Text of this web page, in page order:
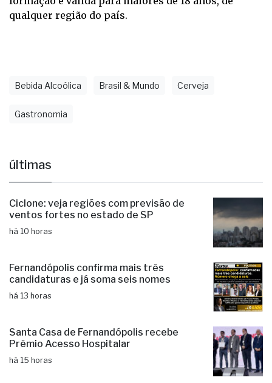
qualquer região do país.
Bebida Alcoólica Brasil & Mundo Cerveja
Gastronomia
últimas
Ciclone: veja regiões com previsão de
ventos fortes no estado de SP
há 10 horas
Fernandópolis confirma mais três
candidaturas e já soma seis nomes
há 13 horas
Santa Casa de Fernandópolis recebe
Prêmio Acesso Hospitalar
há 15 horas